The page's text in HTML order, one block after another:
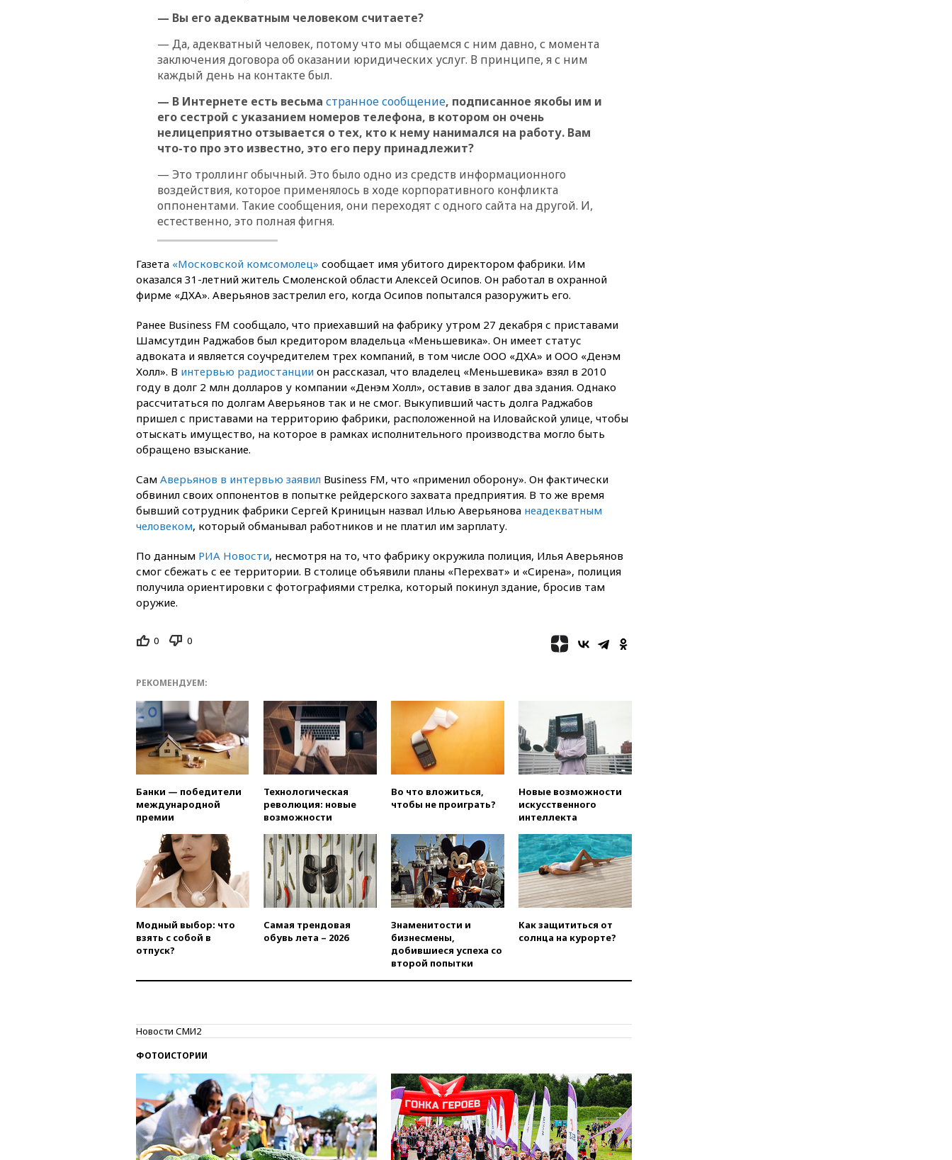
произошедшего с Cessna-182
10:18В Приморье задержаны
09:59The Spectator:
отсутствие ракет для Patriot у
Украины приведет к
09:54 МВД Германии:
инцидент с дроном в
аэропорту Лейпцига —
«сценарий гибридной атаки»
Wildberries
09:18
В Ярославской области
отражена самая
09:16 Трамп сообщил об
огромном запасе боеприпасов
в США
08:54 В Таиланде сегодня
прощаются с молодыми
россиянами, жестоко убитыми
в Паттайе
ушибами
07:40
SpaceX/Starlink расширяют
сотрудничество в сфере
Силы ПВО сбили шесть
БПЛА ВСУ, летевших на
Москву
МИД РФ: Казахстан
выставили на продажу
Мирошник: России стоит
быть готовой к продолжению
украинского конфликта
Трамп заявил, что
предпочел бы соглашение с
02:06
Лантратова: судьба
сотни жителей Курской
области все еще неизвестна
01:10
МИД РФ: ЕС пытается
сохранить мобилизационный
ресурс для Украины
Девочка с «маской
Бэтмена» показала лицо
вчера, 23:35Российского
вчера, 23:23«Спартак»
разгромил «Оренбург» в
вчера, 23:00Пост Дмитриева в
X о миграционном кризисе в
Сеуте набрал миллион
просмотров
вчера, 22:49 Минпромторг:
банкротство «Кванта» не
— Вы его адекватным человеком считаете?
— Да, адекватный человек, потому что мы общаемся с ним давно, с момента
заключения договора об оказании юридических услуг. В принципе, я с ним
каждый день на контакте был.
— В Интернете есть весьма странное сообщение, подписанное якобы им и
его сестрой с указанием номеров телефона, в котором он очень
нелицеприятно отзывается о тех, кто к нему нанимался на работу. Вам
что-то про это известно, это его перу принадлежит?
— Это троллинг обычный. Это было одно из средств информационного
воздействия, которое применялось в ходе корпоративного конфликта
оппонентами. Такие сообщения, они переходят с одного сайта на другой. И,
естественно, это полная фигня.
Газета «Московской комсомолец» сообщает имя убитого директором фабрики. Им
оказался 31-летний житель Смоленской области Алексей Осипов. Он работал в охранной
фирме «ДХА». Аверьянов застрелил его, когда Осипов попытался разоружить его.
Ранее Business FM сообщало, что приехавший на фабрику утром 27 декабря с приставами
Шамсутдин Раджабов был кредитором владельца «Меньшевика». Он имеет статус
адвоката и является соучредителем трех компаний, в том числе ООО «ДХА» и ООО «Денэм
Холл». В интервью радиостанции он рассказал, что владелец «Меньшевика» взял в 2010
году в долг 2 млн долларов у компании «Денэм Холл», оставив в залог два здания. Однако
рассчитаться по долгам Аверьянов так и не смог. Выкупивший часть долга Раджабов
пришел с приставами на территорию фабрики, расположенной на Иловайской улице, чтобы
отыскать имущество, на которое в рамках исполнительного производства могло быть
обращено взыскание.
Сам Аверьянов в интервью заявил Business FM, что «применил оборону». Он фактически
обвинил своих оппонентов в попытке рейдерского захвата предприятия. В то же время
бывший сотрудник фабрики Сергей Криницын назвал Илью Аверьянова неадекватным
человеком, который обманывал работников и не платил им зарплату.
По данным РИА Новости, несмотря на то, что фабрику окружила полиция, Илья Аверьянов
смог сбежать с ее территории. В столице объявили планы «Перехват» и «Сирена», полиция
получила ориентировки с фотографиями стрелка, который покинул здание, бросив там
оружие.
0 0
РЕКОМЕНДУЕМ:
Банки — победители
международной
премии
Технологическая
революция: новые
возможности
Во что вложиться,
чтобы не проиграть?
Новые возможности
искусственного
интеллекта
Модный выбор: что
взять с собой в
отпуск?
Самая трендовая
обувь лета – 2026
Знаменитости и
бизнесмены,
добившиеся успеха со
второй попытки
Как защититься от
солнца на курорте?
Новости СМИ2
ФОТОИСТОРИИ